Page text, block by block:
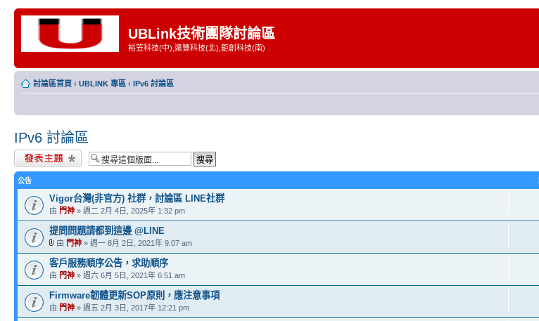
UBLink技術團隊討論區
裕笠科技(中),遠豐科技(北),鉅創科技(南)
討論區首頁 ‹ UBLINK 專區 ‹ IPv6 討論區
IPv6 討論區
發表新主題
公告
Vigor台灣(非官方) 社群，討論區 LINE社群
由 門神 » 週二 2月 4日, 2025年 1:32 pm
提問問題請都到這邊 @LINE
由 門神 » 週一 8月 2日, 2021年 9:07 am
客戶服務順序公告，求助順序
由 門神 » 週六 6月 5日, 2021年 6:51 am
Firmware韌體更新SOP原則，應注意事項
由 門神 » 週五 2月 3日, 2017年 12:21 pm